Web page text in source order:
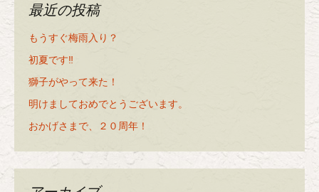
最近の投稿
もうすぐ梅雨入り？
初夏です‼️
獅子がやって来た！
明けましておめでとうございます。
おかげさまで、２０周年！